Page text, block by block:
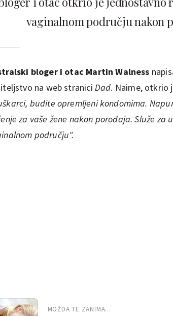
vaginalnom području nakon
bloger i otac Martin Walness
na web stranici Dad. Naime, otkrio
budite opremljeni kondomima.
za vaše žene nakon porođaja. Služe
području".
MOŽDA TE ZANIMA...